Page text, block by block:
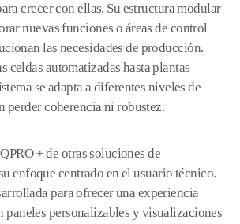
crecer con ellas. Su estructura modular
nuevas funciones o áreas de control
las necesidades de producción.
celdas automatizadas hasta plantas
se adapta a diferentes niveles de
perder coherencia ni robustez.
+ de otras soluciones de
enfoque centrado en el usuario técnico.
para ofrecer una experiencia
paneles personalizables y visualizaciones